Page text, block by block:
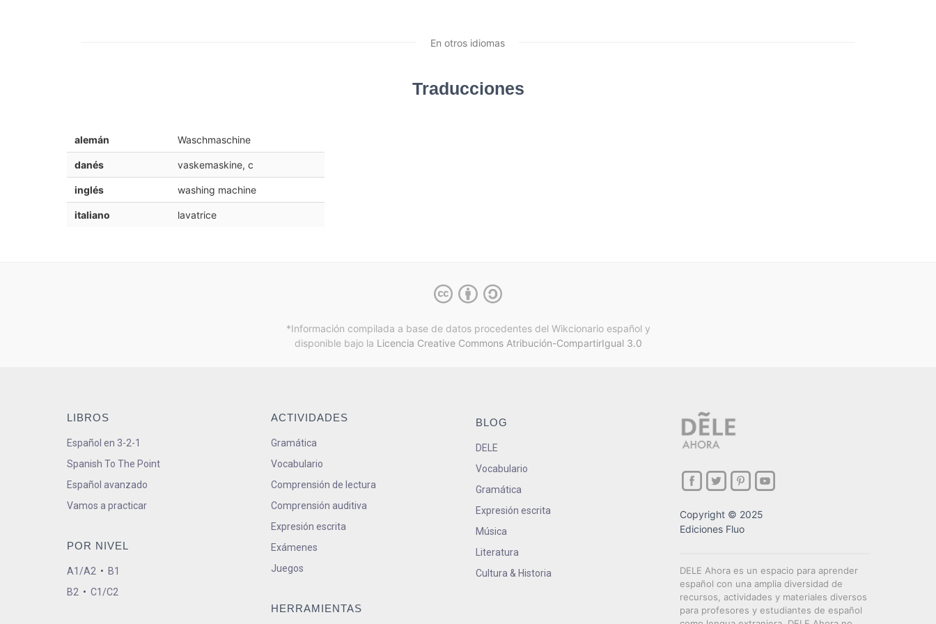
En otros idiomas
Traducciones
alemán Waschmaschine
danés vaskemaskine, c
inglés washing machine
italiano lavatrice
*Información compilada a base de datos procedentes del Wikcionario español y
disponible bajo la Licencia Creative Commons Atribución-CompartirIgual 3.0
LIBROS
Español en 3-2-1
Spanish To The Point
Español avanzado
Vamos a practicar
POR NIVEL
A1/A2 • B1
B2 • C1/C2
ACTIVIDADES
Gramática
Vocabulario
Comprensión de lectura
Comprensión auditiva
Expresión escrita
Exámenes
Juegos
HERRAMIENTAS
BLOG
DELE
Vocabulario
Gramática
Expresión escrita
Música
Literatura
Cultura & Historia
Copyright © 2025
Ediciones Fluo
DELE Ahora es un espacio para aprender
español con una amplia diversidad de
recursos, actividades y materiales diversos
para profesores y estudiantes de español